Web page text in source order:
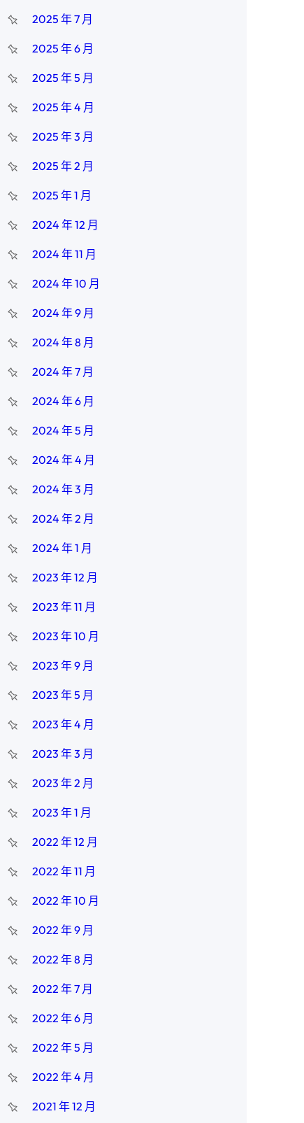
2025 年 7 月
2025 年 6 月
2025 年 5 月
2025 年 4 月
2025 年 3 月
2025 年 2 月
2025 年 1 月
2024 年 12 月
2024 年 11 月
2024 年 10 月
2024 年 9 月
2024 年 8 月
2024 年 7 月
2024 年 6 月
2024 年 5 月
2024 年 4 月
2024 年 3 月
2024 年 2 月
2024 年 1 月
2023 年 12 月
2023 年 11 月
2023 年 10 月
2023 年 9 月
2023 年 5 月
2023 年 4 月
2023 年 3 月
2023 年 2 月
2023 年 1 月
2022 年 12 月
2022 年 11 月
2022 年 10 月
2022 年 9 月
2022 年 8 月
2022 年 7 月
2022 年 6 月
2022 年 5 月
2022 年 4 月
2021 年 12 月